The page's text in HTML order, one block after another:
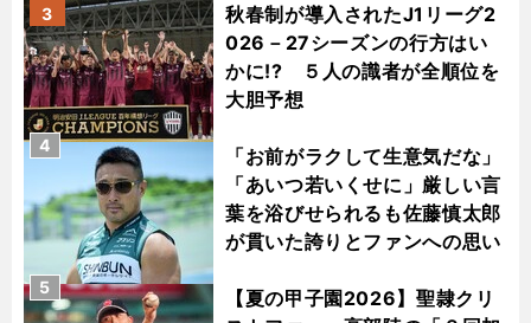
秋春制が導入されたJ1リーグ2
026－27シーズンの行方はい
かに!? ５人の識者が全順位を
大胆予想
3
「お前がラクして生意気だな」
「あいつ若いくせに」厳しい言
葉を浴びせられるも佐藤慎太郎
が貫いた誇りとファンへの思い
4
【夏の甲子園2026】聖隷クリ
5